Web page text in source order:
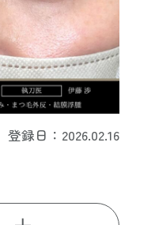
登録日：2026.02.16